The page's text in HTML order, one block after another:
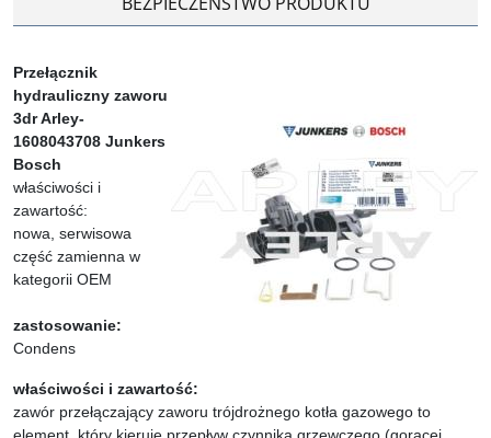
Przełącznik
hydrauliczny zaworu
3dr Arley-
1608043708 Junkers
Bosch
właściwości i
zawartość:
nowa, serwisowa
część zamienna w
kategorii OEM
zastosowanie:
Condens
właściwości i zawartość:
zawór przełączający zaworu trójdrożnego kotła gazowego to